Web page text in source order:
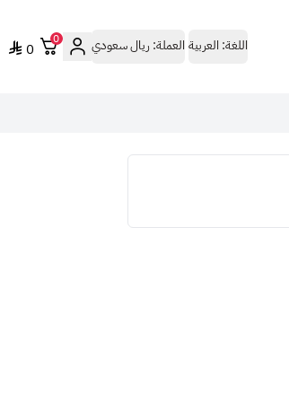
اللغة: العربية العملة:ريال سعودي 0
0